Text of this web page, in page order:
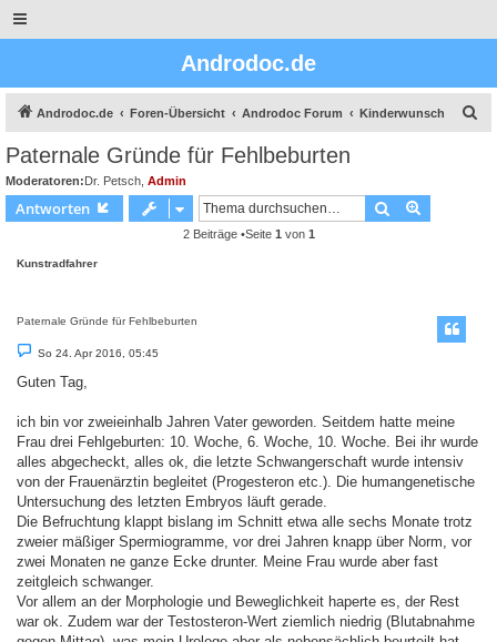
Androdoc.de
Androdoc.de Foren-Übersicht Androdoc Forum Kinderwunsch
Paternale Gründe für Fehlbeburten
Moderatoren:Dr. Petsch Admin
Antworten Suche
2 Beiträge •Seite 1 von 1
Kunstradfahrer
Paternale Gründe für Fehlbeburten
B
e
t
g
So 24. Apr 2016, 05:45
Guten Tag,
ich bin vor zweieinhalb Jahren Vater geworden. Seitdem hatte meine
Frau drei Fehlgeburten: 10. Woche, 6. Woche, 10. Woche. Bei ihr wurde
alles abgecheckt, alles ok, die letzte Schwangerschaft wurde intensiv
von der Frauenärztin begleitet (Progesteron etc.). Die humangenetische
Untersuchung des letzten Embryos läuft gerade.
Die Befruchtung klappt bislang im Schnitt etwa alle sechs Monate trotz
zweier mäßiger Spermiogramme, vor drei Jahren knapp über Norm, vor
zwei Monaten ne ganze Ecke drunter. Meine Frau wurde aber fast
zeitgleich schwanger.
Vor allem an der Morphologie und Beweglichkeit haperte es, der Rest
war ok. Zudem war der Testosteron-Wert ziemlich niedrig (Blutabnahme